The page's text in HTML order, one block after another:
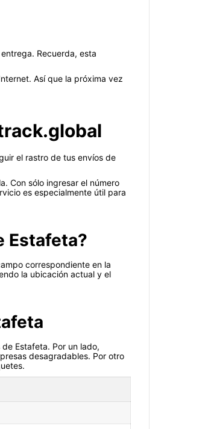
Recuerda, esta
Así que la próxima vez
el rastro de tus envíos de
Con sólo ingresar el número
es especialmente útil para
Estafeta?
correspondiente en la
la ubicación actual y el
Estafeta. Por un lado,
desagradables. Por otro